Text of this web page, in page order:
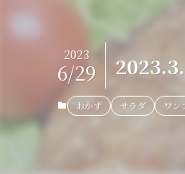
2023
6/29
おかず サラダ ワン